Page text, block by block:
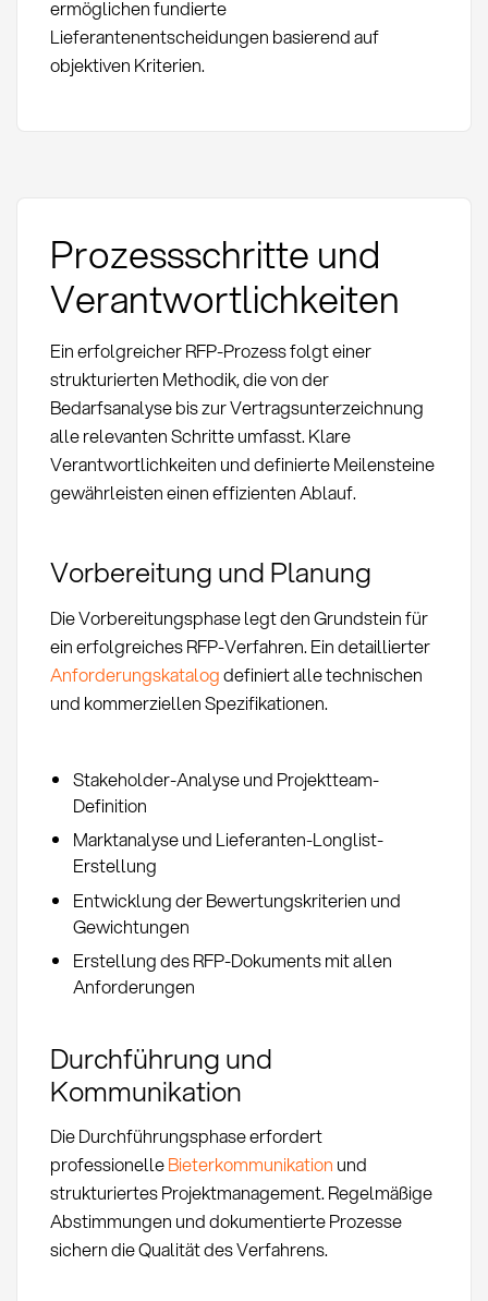
ermöglichen fundierte
Lieferantenentscheidungen basierend auf
objektiven Kriterien.
Prozessschritte und
Verantwortlichkeiten
Ein erfolgreicher RFP-Prozess folgt einer
strukturierten Methodik, die von der
Bedarfsanalyse bis zur Vertragsunterzeichnung
alle relevanten Schritte umfasst. Klare
Verantwortlichkeiten und definierte Meilensteine
gewährleisten einen effizienten Ablauf.
Vorbereitung und Planung
Die Vorbereitungsphase legt den Grundstein für
ein erfolgreiches RFP-Verfahren. Ein detaillierter
Anforderungskatalogdefiniert alle technischen
und kommerziellen Spezifikationen.
Stakeholder-Analyse und Projektteam-
Definition
Marktanalyse und Lieferanten-Longlist-
Erstellung
Entwicklung der Bewertungskriterien und
Gewichtungen
Erstellung des RFP-Dokuments mit allen
Anforderungen
Durchführung und
Kommunikation
Die Durchführungsphase erfordert
professionelleBieterkommunikation und
strukturiertes Projektmanagement. Regelmäßige
Abstimmungen und dokumentierte Prozesse
sichern die Qualität des Verfahrens.